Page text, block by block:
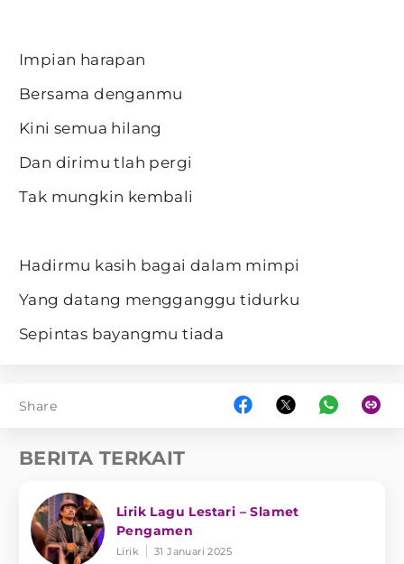
Impian harapan
Bersama denganmu
Kini semua hilang
Dan dirimu tlah pergi
Tak mungkin kembali
Hadirmu kasih bagai dalam mimpi
Yang datang mengganggu tidurku
Sepintas bayangmu tiada
Share
BERITA TERKAIT
Lirik Lagu Lestari – Slamet
Pengamen
Lirik 31 Januari 2025